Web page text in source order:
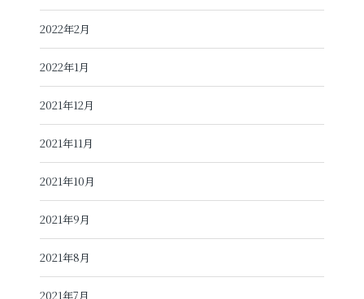
2022年2月
2022年1月
2021年12月
2021年11月
2021年10月
2021年9月
2021年8月
2021年7月